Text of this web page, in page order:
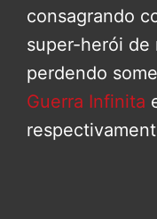
consagrando
super-herói de
perdendo
Guerra Infinita